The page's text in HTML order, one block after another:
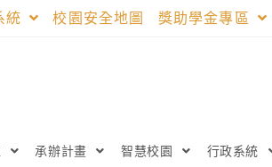
統 校園安全地圖 獎助學金專區
承辦計畫 智慧校園 行政系統